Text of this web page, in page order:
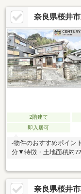
奈良県桜井
2階建て
即入居可
-物件のおすすめポイン
分▼特徴・土地面積約
まで約711ｍ・桜井東
社様が広告している物
覧を希望される際は、
奈良県桜井